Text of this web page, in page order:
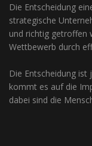
Die Entscheidung
strategische
und richtig getroffen
Wettbewerb durch
Die Entscheidung
kommt es auf die
dabei sind die